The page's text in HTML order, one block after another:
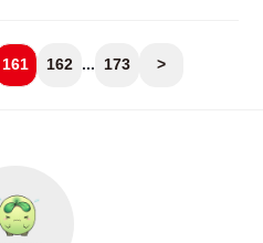
161 162 ... 173 >